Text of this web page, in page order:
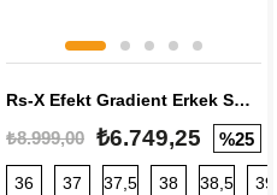
Rs-X Efekt Gradient Erkek Sneaker
₺8.999,00 ₺6.749,25 %25
36 37 37,5 38 38,5 39